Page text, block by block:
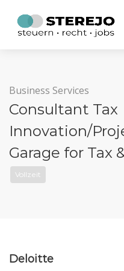
Business Services
Consultant Tax
Innovation/
Garage for Tax
Vollzeit
Deloitte